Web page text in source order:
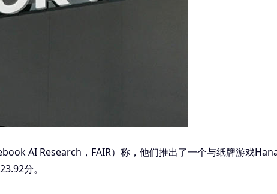
AI Research，FAIR）称，他们推出了一个与纸牌游戏
分。